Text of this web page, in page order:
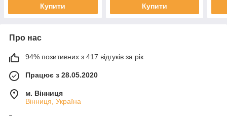
Купити Купити
Про нас
94% позитивних з 417 відгуків за рік
Працює з 28.05.2020
м. Вінниця
Вінниця, Україна